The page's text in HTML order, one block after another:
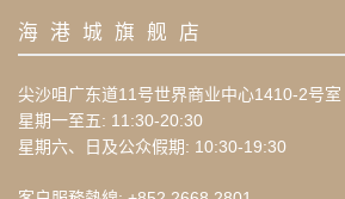
海港城旗舰店
尖沙咀广东道11号世界商业中心1410-2号室
星期一至五: 11:30-20:30
星期六、日及公众假期: 10:30-19:30